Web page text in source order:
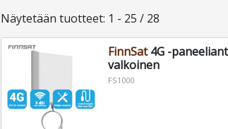
Näytetään tuotteet: 1 - 25 / 28
FinnSat4G -
valkoinen
FS1000